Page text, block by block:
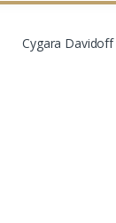
Cygara Davidoff